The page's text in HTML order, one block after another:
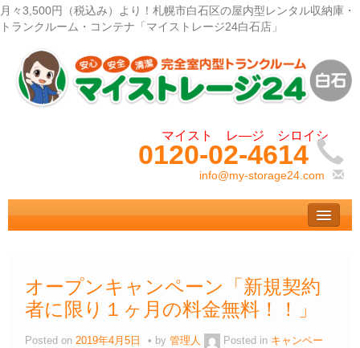
月々3,500円（税込み）より！札幌市白石区の屋内型レンタル収納庫・
トランクルーム・コンテナ「マイストレージ24白石店」
0120-02-4614
info@my-storage24.com
トップ
– Top –
– User guide –
サイズ料金
– Size Price –
オープンキャンペーン「新規契約
者に限り１ヶ月の料金無料！！」
Posted on 2019年4月5日 by 管理人 Posted in キャンペー